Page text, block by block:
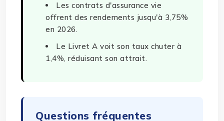
Les contrats d'assurance vie
offrent des rendements jusqu'à 3,75%
en 2026.
Le Livret A voit son taux chuter à
1,4%, réduisant son attrait.
Questions fréquentes